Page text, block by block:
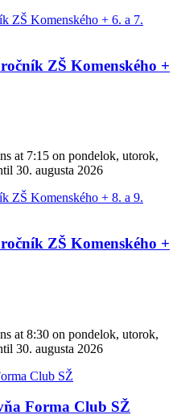
ZŠ Komenského +
at 7:15 on pondelok, utorok,
30. augusta 2026
ZŠ Komenského +
at 8:30 on pondelok, utorok,
30. augusta 2026
Forma Club SŽ